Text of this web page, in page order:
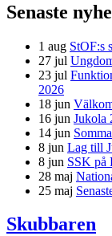
Senaste
1 aug StOF:s
27 jul
23 jul
2026
18 jun
16 jun Jukola
14 jun
8 jun Lag till
8 jun SSK på
28 maj
25 maj
Skubbaren